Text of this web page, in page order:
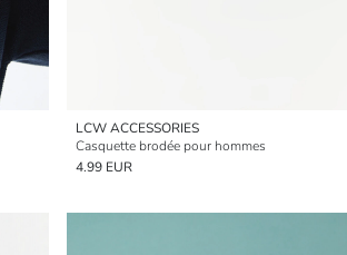
LCW ACCESSORIES
Casquette brodée pour hommes
4.99 EUR